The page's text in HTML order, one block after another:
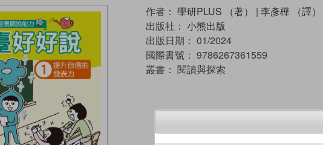
作者： 學研PLUS （著） | 李彥樺 （譯）
出版社： 小熊出版
出版日期： 01/2024
國際書號： 9786267361559
叢書： 閱讀與探索
試閲 加入閱讀紀錄